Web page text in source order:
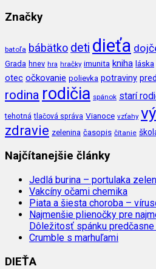
Značky
batoľa bábätko deti dieťa
Grada hnev hra hračky imunita kniha láska
otec očkovanie polievka potraviny
rodina rodičia spánok starí
tehotná tlačová správa Vianoce vzťahy
zdravie zelenina časopis čítanie
Najčítanejšie články
Jedlá burina – portulaka
Vakcíny očami chemika
Piata a šiesta choroba –
Najmenšie plienočky pre
Dôležitosť spánku
Crumble s marhuľami
DIEŤA